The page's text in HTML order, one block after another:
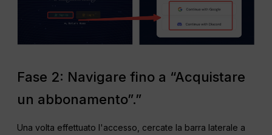
Fase 2: Navigare fino a “Acquistare
un abbonamento”.”
Una volta effettuato l'accesso, cercate la barra laterale a